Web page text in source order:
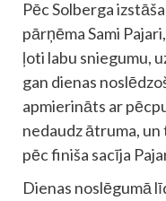
Pēc Solberga
pārņēma Sami
ļoti labu sniegumu,
gan dienas
apmierināts ar
nedaudz ātruma, un
pēc finiša sacīja
Dienas noslēgumā